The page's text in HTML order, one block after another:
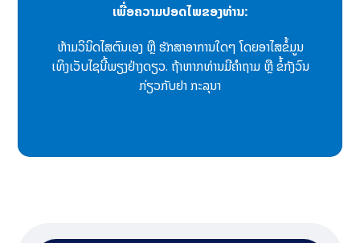
ເພື່ອຄວາມປອດໄພຂອງທ່ານ:
ຫ້າມວິນິດໄສຕົນເອງ ຫຼື ຮັກສາອາການໃດໆ ໂດຍອາໄສຂໍ້ມູນ
ເທິງເວັບໄຊນີ້ພຽງຢ່າງດຽວ. ຖ້າຫາກທ່ານມີຄຳຖາມ ຫຼື ຂໍ້ກັງວົນ
ກ່ຽວກັບຢາ ກະລຸນາ